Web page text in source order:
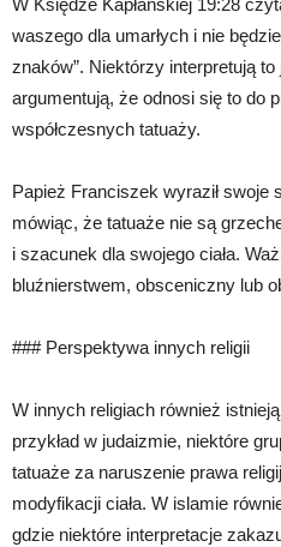
W Księdze Kapłańskiej 19:28
waszego dla umarłych i nie
znaków”. Niektórzy interpretują
argumentują, że odnosi się to do
współczesnych tatuaży.
Papież Franciszek wyraził swoje
mówiąc, że tatuaże nie są
i szacunek dla swojego ciała.
bluźnierstwem, obsceniczny lub
### Perspektywa innych religii
W innych religiach również
przykład w judaizmie, niektóre
tatuaże za naruszenie prawa
modyfikacji ciała. W islamie
gdzie niektóre interpretacje